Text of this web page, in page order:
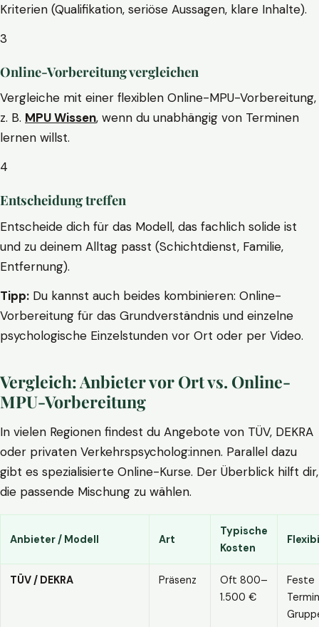
Kriterien (Qualifikation, seriöse Aussagen, klare Inhalte).
3
Online-Vorbereitung vergleichen
Vergleiche mit einer flexiblen Online-MPU-Vorbereitung,
z. B. MPU Wissen, wenn du unabhängig von Terminen
lernen willst.
4
Entscheidung treffen
Entscheide dich für das Modell, das fachlich solide ist
und zu deinem Alltag passt (Schichtdienst, Familie,
Entfernung).
Tipp: Du kannst auch beides kombinieren: Online-
Vorbereitung für das Grundverständnis und einzelne
psychologische Einzelstunden vor Ort oder per Video.
Vergleich: Anbieter vor Ort vs. Online-
MPU-Vorbereitung
In vielen Regionen findest du Angebote von TÜV, DEKRA
oder privaten Verkehrspsycholog:innen. Parallel dazu
gibt es spezialisierte Online-Kurse. Der Überblick hilft dir,
die passende Mischung zu wählen.
Anbieter / Modell Art
Typische
Kosten
TÜV / DEKRA Präsenz
Oft 800–
1.500 €
Feste